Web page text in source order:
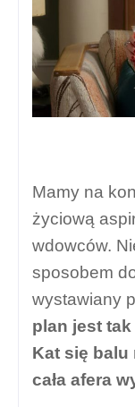
Mamy na
życiową
wdowców.
sposobem
wystawiany
plan jest
Kat się balu
cała afera